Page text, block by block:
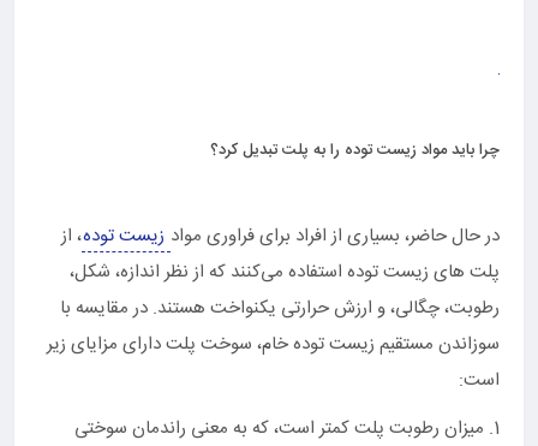
چرا باید مواد زیست توده را به پلت تبدیل کرد؟
در حال حاضر، بسیاری از افراد برای فراوری مواد زیست توده، از
پلت های زیست توده استفاده می‌کنند که از نظر اندازه، شکل،
رطوبت، چگالی، و ارزش حرارتی یکنواخت هستند. در مقایسه با
سوزاندن مستقیم زیست توده خام، سوخت پلت دارای مزایای زیر
است:
1. میزان رطوبت پلت کمتر است، که به معنی راندمان سوختی